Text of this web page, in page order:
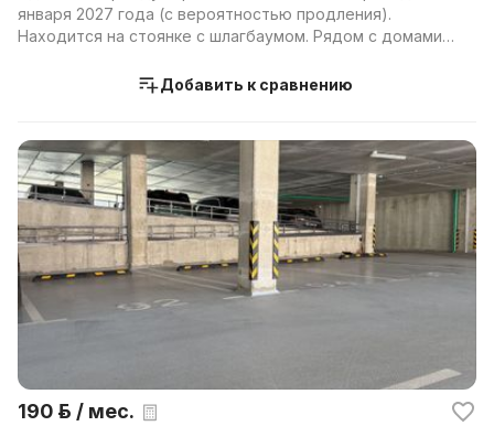
января 2027 года (с вероятностью продления).
Находится на стоянке с шлагбаумом. Рядом с домами
Добавить к сравнению
190 р. / мес.